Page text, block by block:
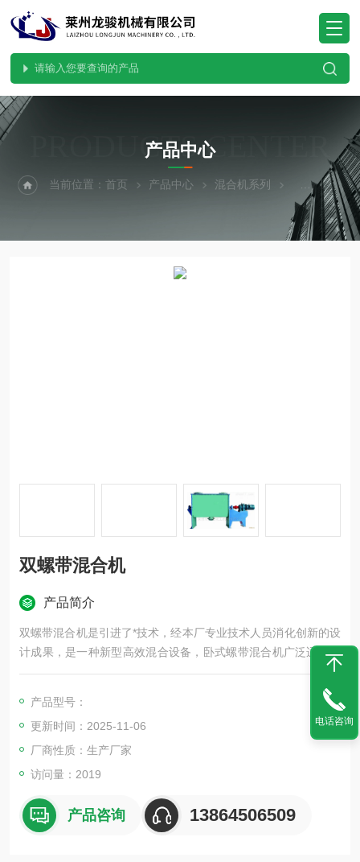
PRODUCTS CENTER
产品中心
当前位置：首页 产品中心 混合机系列 卧式螺带混
双螺带混合机
产品简介
双螺带混合机是引进了*技术，经本厂专业技术人员消化创新的设
计成果，是一种新型高效混合设备，卧式螺带混合机广泛适用于
化工、医药、复合肥、染料、颜料、橡胶、建材、食品、奶粉、
保健品、饲料、添加剂、养殖业、生物工程、精细化工、陶瓷、
耐火材料、稀土、塑料玻璃以及新材料、核能材料等行业的固－
固（即粉体与粉体）、固－浆（即粉体与浆体）的物料混合。
产品型号：
更新时间：2025-11-06
厂商性质：生产厂家
访问量：2019
产品咨询 13864506509
电话咨询